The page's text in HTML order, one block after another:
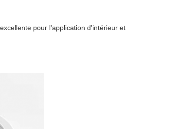
pour l'application d'intérieur et